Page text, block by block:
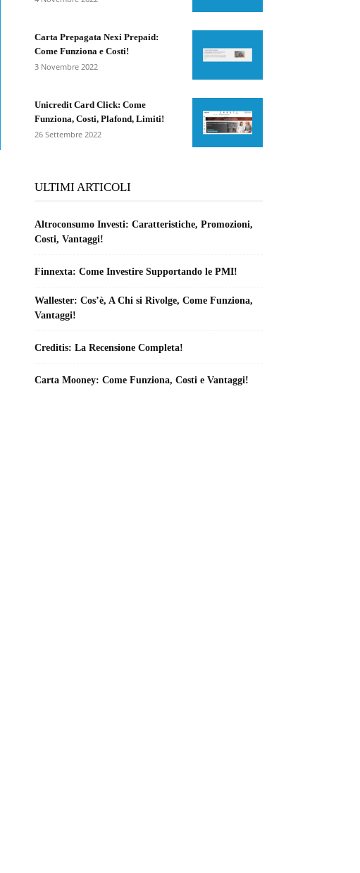
Carta Prepagata Nexi Prepaid:
Come Funziona e Costi!
3 Novembre 2022
Unicredit Card Click: Come
Funziona, Costi, Plafond, Limiti!
26 Settembre 2022
ULTIMI ARTICOLI
Altroconsumo Investi: Caratteristiche, Promozioni,
Costi, Vantaggi!
Finnexta: Come Investire Supportando le PMI!
Wallester: Cos’è, A Chi si Rivolge, Come Funziona,
Vantaggi!
Creditis: La Recensione Completa!
Carta Mooney: Come Funziona, Costi e Vantaggi!